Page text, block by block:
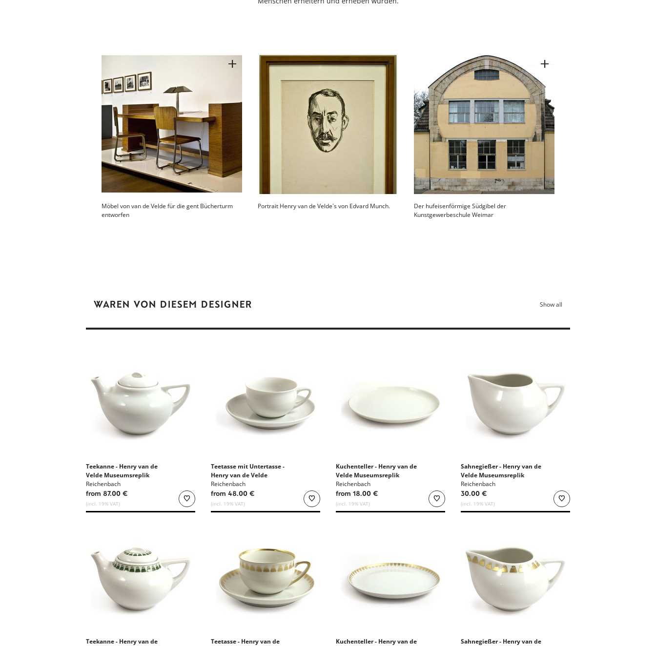
Möbel von van de Velde für die gent Bücherturm
entworfen
Portrait Henry van de Velde´s von Edvard Munch.
Der hufeisenförmige Südgibel der
Kunstgewerbeschule Weimar
WAREN VON DIESEM DESIGNER Show all
Teekanne - Henry van de
Velde Museumsreplik
Reichenbach
from 87.00 €
(incl. 19% VAT)
Teetasse mit Untertasse -
Henry van de Velde
Museumsreplik
Reichenbach
from 48.00 €
(incl. 19% VAT)
Kuchenteller - Henry van de
Velde Museumsreplik
Reichenbach
from 18.00 €
(incl. 19% VAT)
Sahnegießer - Henry van de
Velde Museumsreplik
Reichenbach
30.00 €
(incl. 19% VAT)
Teekanne - Henry van de
Teetasse - Henry van de
Kuchenteller - Henry van de
Sahnegießer - Henry van de